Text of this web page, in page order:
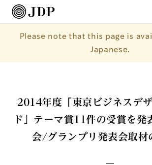
Please note that this page is
Japanese.
2014年度「東京ビジネスデ
ド」テーマ賞11件の受賞を発
会/グランプリ発表会取材